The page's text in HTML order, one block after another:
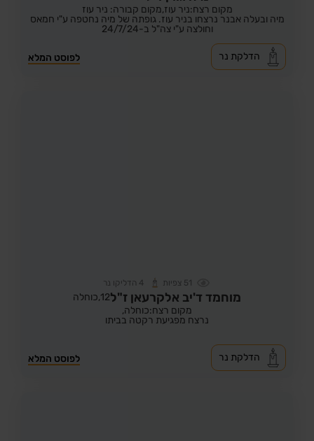
מקום רצח:ניר עוז,מקום קבורה: ניר עוז
מיה ובעלה אבנר נרצחו בניר עוז. גופתה של מיה נחטפה ע"י חמאס
וחולצה ע"י צה"ל ב-24/7/24
לפוסט המלא הדלקת נר
51 צפיות 4 הדליקו נר
מוחמד ד'יב אלקרעאן ז"ל12, כוחלה
מקום רצח:כוחלה,
נרצח מפגיעת רקטה בביתו
לפוסט המלא הדלקת נר